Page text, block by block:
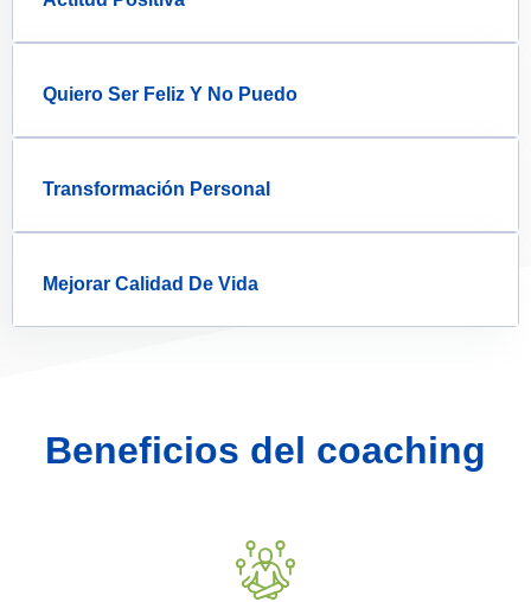
Quiero Ser Feliz Y No Puedo
Transformación Personal
Mejorar Calidad De Vida
Beneficios del coaching